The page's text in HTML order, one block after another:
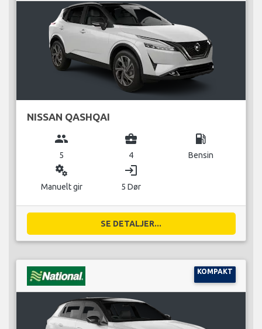
NISSAN QASHQAI
group
5
business_center
4
local_gas_station
Bensin
miscellaneous_services
Manuelt gir
login
5 Dør
SE DETALJER...
KOMPAKT